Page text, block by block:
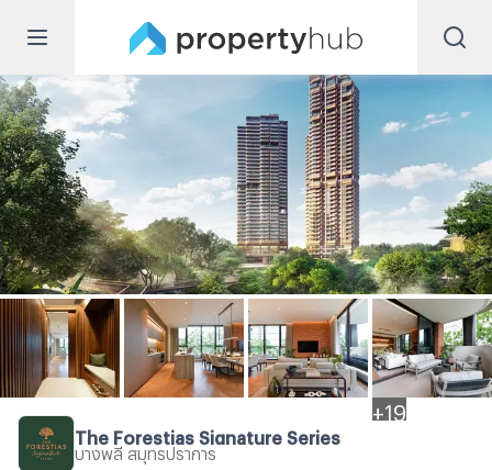
+ 19
The Forestias Signature Series
บางพลี สมุทรปราการ